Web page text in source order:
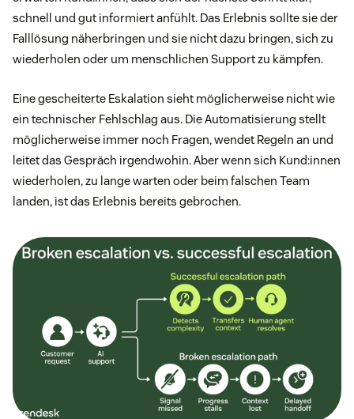
schnell und gut informiert anfühlt. Das Erlebnis sollte sie der
Falllösung näherbringen und sie nicht dazu bringen, sich zu
wiederholen oder um menschlichen Support zu kämpfen.
Eine gescheiterte Eskalation sieht möglicherweise nicht wie
ein technischer Fehlschlag aus. Die Automatisierung stellt
möglicherweise immer noch Fragen, wendet Regeln an und
leitet das Gespräch irgendwohin. Aber wenn sich Kund:innen
wiederholen, zu lange warten oder beim falschen Team
landen, ist das Erlebnis bereits gebrochen.